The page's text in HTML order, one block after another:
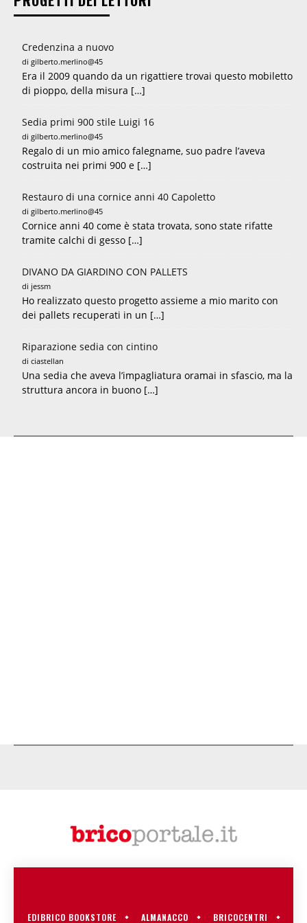
Credenzina a nuovo
di gilberto.merlino@45
Era il 2009 quando da un rigattiere trovai questo mobiletto
di pioppo, della misura […]
Sedia primi 900 stile Luigi 16
di gilberto.merlino@45
Regalo di un mio amico falegname, suo padre l’aveva
costruita nei primi 900 e […]
Restauro di una cornice anni 40 Capoletto
di gilberto.merlino@45
Cornice anni 40 come è stata trovata, sono state rifatte
tramite calchi di gesso […]
DIVANO DA GIARDINO CON PALLETS
di jessm
Ho realizzato questo progetto assieme a mio marito con
dei pallets recuperati in un […]
Riparazione sedia con cintino
di ciastellan
Una sedia che aveva l’impagliatura oramai in sfascio, ma la
struttura ancora in buono […]
EDIBRICO BOOKSTORE ALMANACCO BRICOCENTRI